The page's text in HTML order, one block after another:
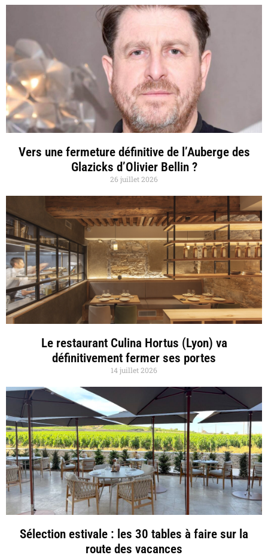
Vers une fermeture définitive de l’Auberge des
Glazicks d’Olivier Bellin ?
26 juillet 2026
Le restaurant Culina Hortus (Lyon) va
définitivement fermer ses portes
14 juillet 2026
Sélection estivale : les 30 tables à faire sur la
route des vacances